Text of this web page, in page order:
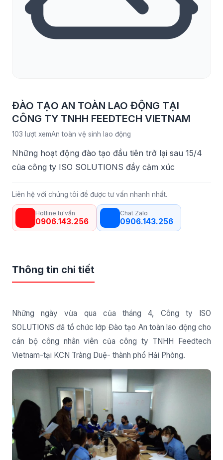
ĐÀO TẠO AN TOÀN LAO ĐỘNG TẠI
CÔNG TY TNHH FEEDTECH VIETNAM
103 lượt xemAn toàn vệ sinh lao động
Những hoạt động đào tạo đầu tiên trở lại sau 15/4
của công ty ISO SOLUTIONS đầy cảm xúc
Liên hệ với chúng tôi để được tư vấn nhanh nhất.
Hotline tư vấn
0906.143.256
Chat Zalo
0906.143.256
Thông tin chi tiết
Những ngày vừa qua của tháng 4, Công ty ISO
SOLUTIONS đã tổ chức lớp Đào tạo An toàn lao động cho
cán bộ công nhân viên của công ty TNHH Feedtech
Vietnam-tại KCN Tràng Duệ- thành phố Hải Phòng.